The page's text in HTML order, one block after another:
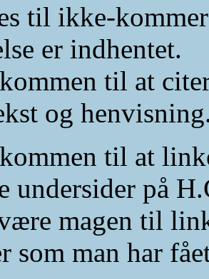
til ikke-
er indhentet.
til at
og
til at
undersider på
magen til
som man har